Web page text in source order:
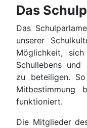
Das
Das
unserer
Möglichkeit,
Schullebens und
zu beteiligen.
Mitbestimmung
funktioniert.
Die Mitglieder